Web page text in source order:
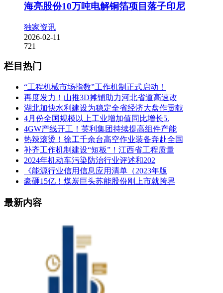
海亮股份10万吨电解铜箔项目落子印尼
独家资讯
2026-02-11
721
栏目热门
“工程机械市场指数”工作机制正式启动！
再度发力！山推3D摊铺助力河北省道高速改
湖北加快水利建设为稳定全省经济大盘作贡献
4月份全国规模以上工业增加值同比增长5.
4GW产线开工！英利集团持续提高组件产能
热辣滚烫！徐工千余台高空作业装备奔赴全国
补齐工作机制建设“短板”！江西省工程质量
2024年机动车污染防治行业评述和202
《能源行业信用信息应用清单（2023年版
豪砸15亿！煤炭巨头苏能股份刚上市就跨界
最新内容